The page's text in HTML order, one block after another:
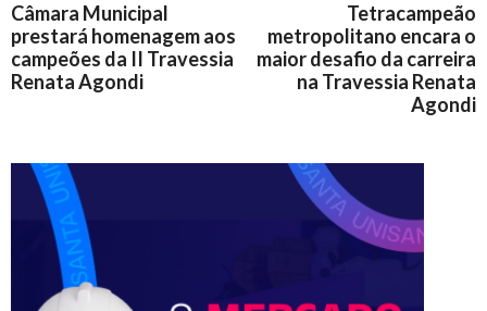
Câmara Municipal
prestará homenagem aos
campeões da II Travessia
Renata Agondi
Tetracampeão
metropolitano encara o
maior desafio da carreira
na Travessia Renata
Agondi